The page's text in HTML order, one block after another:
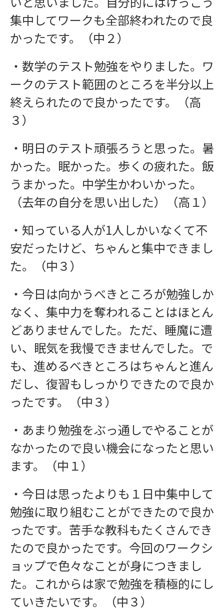
集中してワークも全部終われたので良
かったです。（中２）
・数学のテスト勉強をやりました。ワ
ークのテスト範囲のところを半分以上
終えられたので良かったです。（高
３）
・明日のテスト頑張ろうと思った。暑
かった。眠かった。歩くの疲れた。飯
うまかった。中学生かわいかった。
（去年の自分を思い出した）（高１）
・知っている人が1人しかいなくて不
安だったけど、ちゃんと集中できまし
た。（中３）
・今日は向かうべきところが勉強しか
なく、集中力を奪われることはほとん
どありませんでした。ただ、睡魔に遭
い、眠気を我慢できませんでした。で
も、進めるべきところはちゃんと進ん
だし、復習もしっかりできたので良か
ったです。（中３）
・あまり勉強をぶっ通しでやることが
なかったので良い機会になったと思い
ます。（中１）
・今日は思ったよりも１日中集中して
勉強に取り組むことができたので良か
ったです。苦手な教科もたくさんでき
たので良かったです。今回のワークシ
ョップで色々なことが身につきまし
た。これからは家で勉強を積極的にし
ていきたいです。（中３）